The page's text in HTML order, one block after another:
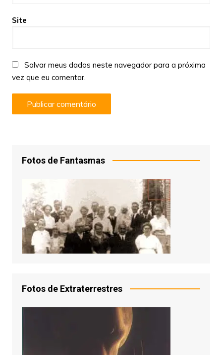
Site
Salvar meus dados neste navegador para a próxima
vez que eu comentar.
Fotos de Fantasmas
Fotos de Extraterrestres